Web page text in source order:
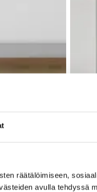
räätälöimiseen,
avulla tehdyssä